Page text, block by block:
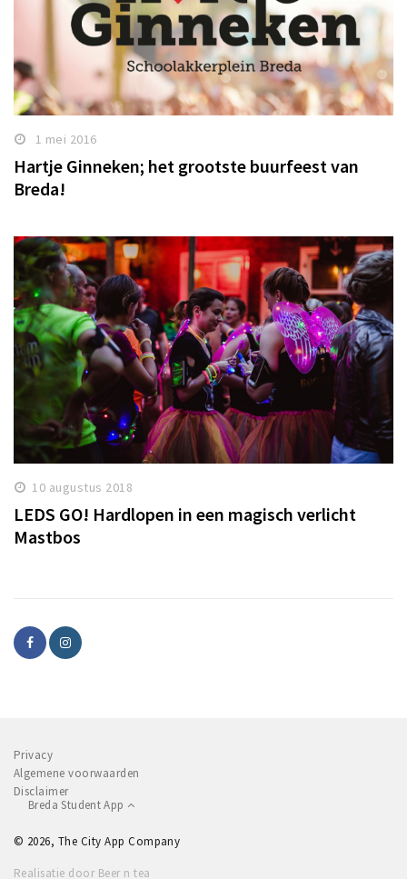
1 mei 2016
Hartje Ginneken; het grootste buurfeest van
Breda!
10 augustus 2018
LEDS GO! Hardlopen in een magisch verlicht
Mastbos
Privacy
Algemene voorwaarden
Disclaimer
Breda Student App
© 2026, The City App Company
Realisatie door Beer n tea